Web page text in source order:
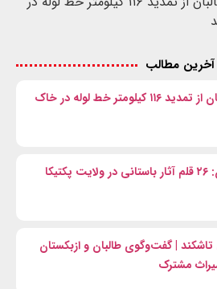
آخرین مطالب
پیشروی تازه در تاپی | طالبان از تمدید ۱۱۶ کیلومتر خط لوله در خاک
وزارت کشور حکومت طالبان: ۲۶ قلم آثار باستانی در ولایت پکتیکا
| گفت‌وگوی طالبان و ازبکستان
مشترک